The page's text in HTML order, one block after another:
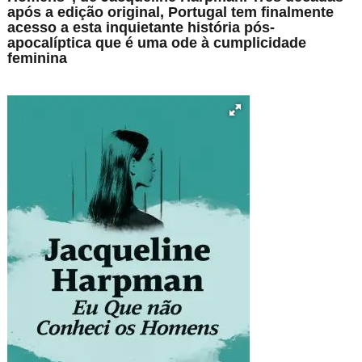
após a edição original, Portugal tem finalmente
acesso a esta inquietante história pós-
apocalíptica que é uma ode à cumplicidade
feminina